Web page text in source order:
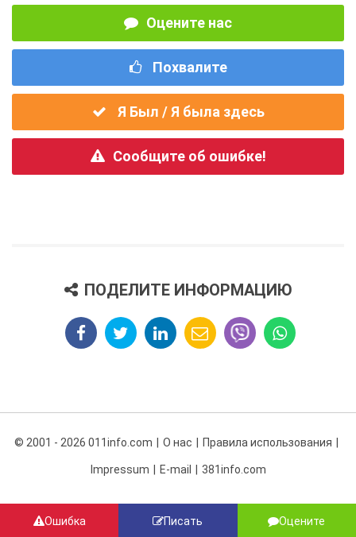
Оцените нас
Похвалите
Я Был / Я была здесь
Сообщите об ошибке!
ПОДЕЛИТЕ ИНФОРМАЦИЮ
Ошибка Писать Оцените
© 2001 - 2026 011info.com О нас Правила использования
Impressum E-mail 381info.com